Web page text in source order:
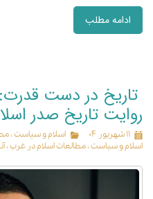
ادامه مطلب
تاریخ در دست
روایت تاریخ صدر
۱۱ شهریور ۰۴ اسلام و سیاست،
اسلام و سیاست،مطالعات اسلام در غرب،